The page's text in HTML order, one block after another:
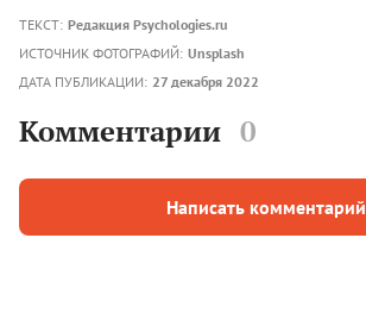
ТЕКСТ: Редакция Psychologies.ru
ИСТОЧНИК ФОТОГРАФИЙ: Unsplash
ДАТА ПУБЛИКАЦИИ: 27 декабря 2022
Комментарии 0
Написать комментарий